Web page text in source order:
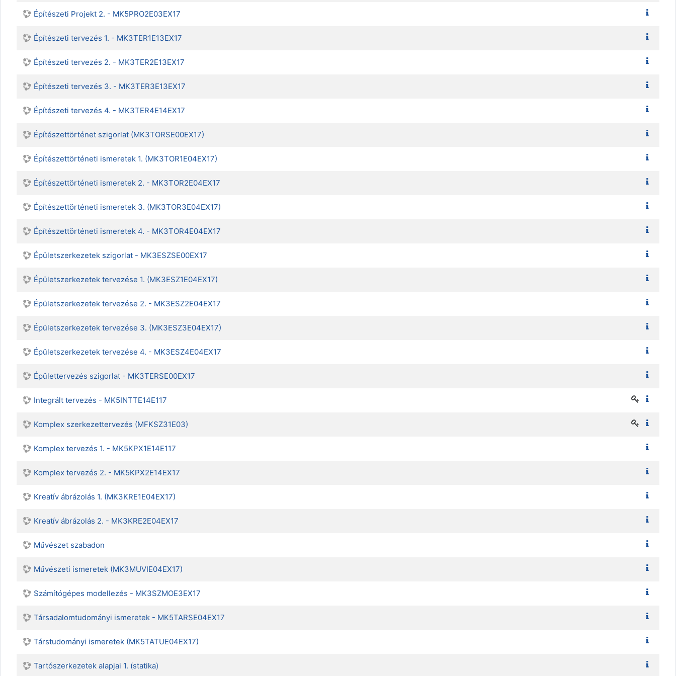
Építészeti Projekt 2. - MK5PRO2E03EX17
Építészeti tervezés 1. - MK3TER1E13EX17
Építészeti tervezés 2. - MK3TER2E13EX17
Építészeti tervezés 3. - MK3TER3E13EX17
Építészeti tervezés 4. - MK3TER4E14EX17
Építészettörténet szigorlat (MK3TORSE00EX17)
Építészettörténeti ismeretek 1. (MK3TOR1E04EX17)
Építészettörténeti ismeretek 2. - MK3TOR2E04EX17
Építészettörténeti ismeretek 3. (MK3TOR3E04EX17)
Építészettörténeti ismeretek 4. - MK3TOR4E04EX17
Épületszerkezetek szigorlat - MK3ESZSE00EX17
Épületszerkezetek tervezése 1. (MK3ESZ1E04EX17)
Épületszerkezetek tervezése 2. - MK3ESZ2E04EX17
Épületszerkezetek tervezése 3. (MK3ESZ3E04EX17)
Épületszerkezetek tervezése 4. - MK3ESZ4E04EX17
Épülettervezés szigorlat - MK3TERSE00EX17
Integrált tervezés - MK5INTTE14E117
Komplex szerkezettervezés (MFKSZ31E03)
Komplex tervezés 1. - MK5KPX1E14E117
Komplex tervezés 2. - MK5KPX2E14EX17
Kreatív ábrázolás 1. (MK3KRE1E04EX17)
Kreatív ábrázolás 2. - MK3KRE2E04EX17
Művészet szabadon
Művészeti ismeretek (MK3MUVIE04EX17)
Számítógépes modellezés - MK3SZMOE3EX17
Társadalomtudományi ismeretek - MK5TARSE04EX17
Társtudományi ismeretek (MK5TATUE04EX17)
Tartószerkezetek alapjai 1. (statika)